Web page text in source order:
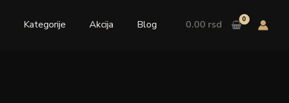
Kategorije Akcija Blog 0.00 rsd